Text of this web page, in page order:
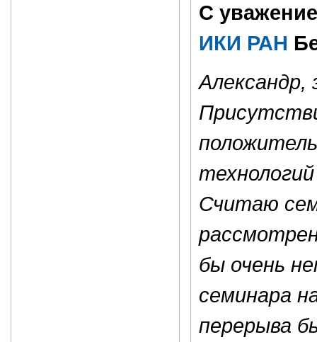
С
ИКИ РАН
Александр,
Считаю
бы очень
семинара
перерыва